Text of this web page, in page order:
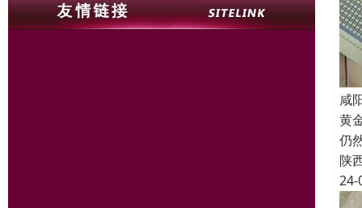
咸
黄
仍
陕
24-